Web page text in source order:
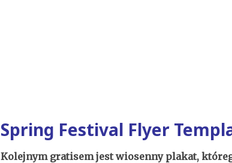
Spring Festival Flyer
Kolejnym gratisem jest wiosenny plakat,